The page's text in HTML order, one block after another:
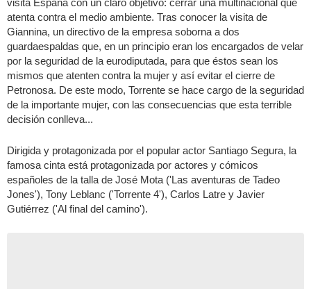
atenta contra el medio ambiente. Tras conocer la visita de
Giannina, un directivo de la empresa soborna a dos
guardaespaldas que, en un principio eran los encargados de velar
por la seguridad de la eurodiputada, para que éstos sean los
mismos que atenten contra la mujer y así evitar el cierre de
Petronosa. De este modo, Torrente se hace cargo de la seguridad
de la importante mujer, con las consecuencias que esta terrible
decisión conlleva...
Dirigida y protagonizada por el popular actor Santiago Segura, la
famosa cinta está protagonizada por actores y cómicos
españoles de la talla de José Mota ('Las aventuras de Tadeo
Jones'), Tony Leblanc ('Torrente 4'), Carlos Latre y Javier
Gutiérrez ('Al final del camino').